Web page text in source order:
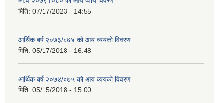
मिति: 07/17/2023 - 14:55
आर्थिक बर्ष २०७३/०७४ को आय व्ययको विवरण
मिति: 05/17/2018 - 16:48
आर्थिक बर्ष २०७४/०७५ को आय व्ययको विवरण
मिति: 05/15/2018 - 15:00